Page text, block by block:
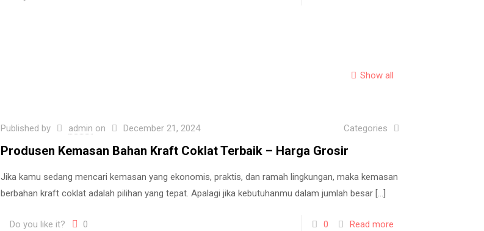
Show all
Published by admin on December 21, 2024 Categories
Produsen Kemasan Bahan Kraft Coklat Terbaik – Harga Grosir
Jika kamu sedang mencari kemasan yang ekonomis, praktis, dan ramah lingkungan, maka kemasan
berbahan kraft coklat adalah pilihan yang tepat. Apalagi jika kebutuhanmu dalam jumlah besar[…]
Do you like it? 0 0 Read more